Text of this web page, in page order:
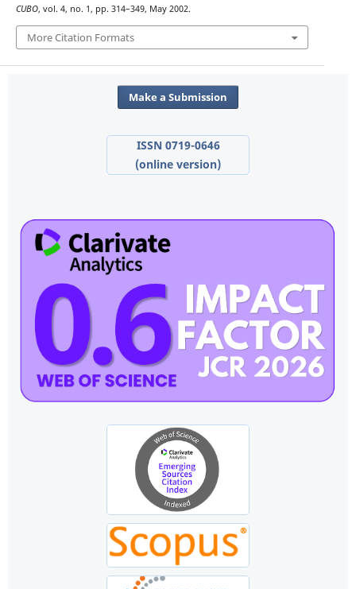
CUBO, vol. 4, no. 1, pp. 314–349, May 2002.
More Citation Formats
Make a Submission
ISSN 0719-0646
(online version)